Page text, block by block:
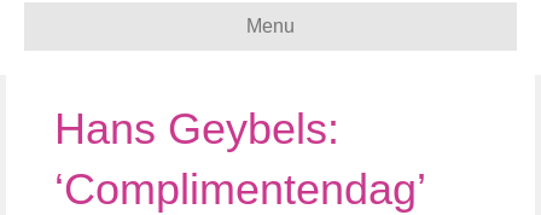
Menu
Hans Geybels:
‘Complimentendag’